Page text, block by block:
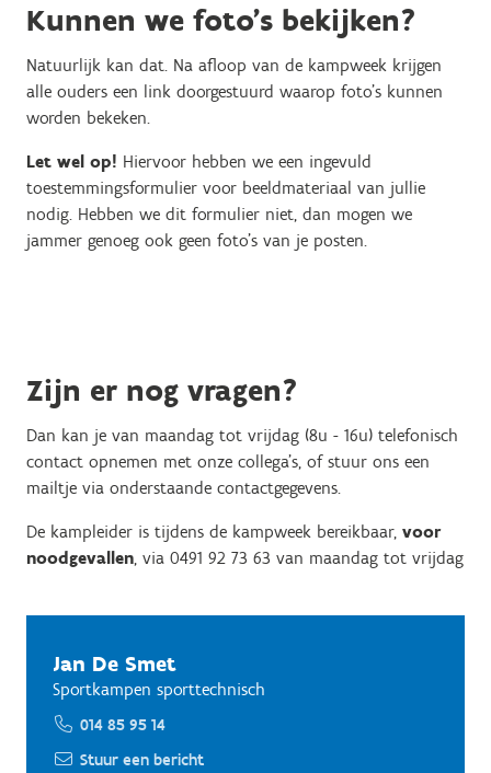
Kunnen we foto's bekijken?
Natuurlijk kan dat. Na afloop van de kampweek krijgen
alle ouders een link doorgestuurd waarop foto's kunnen
worden bekeken.
Let wel op! Hiervoor hebben we een ingevuld
toestemmingsformulier voor beeldmateriaal van jullie
nodig. Hebben we dit formulier niet, dan mogen we
jammer genoeg ook geen foto's van je posten.
Zijn er nog vragen?
Dan kan je van maandag tot vrijdag (8u - 16u) telefonisch
contact opnemen met onze collega's, of stuur ons een
mailtje via onderstaande contactgegevens.
De kampleider is tijdens de kampweek bereikbaar, voor
noodgevallen, via 0491 92 73 63 van maandag tot vrijdag
Jan De Smet
Sportkampen sporttechnisch
014 85 95 14
Stuur een bericht